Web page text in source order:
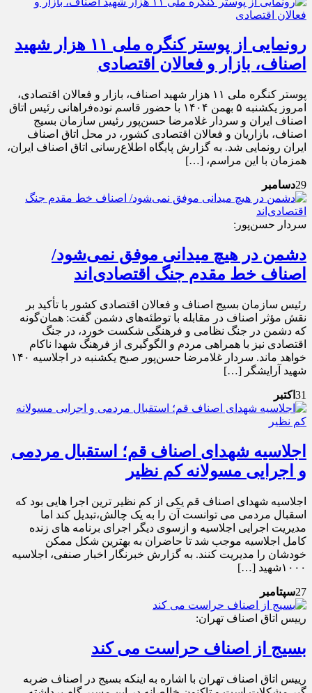
رونمایی از پوستر کنگره ملی ۱۱ هزار شهید
اصناف، بازار و فعالان اقتصادی
پوستر کنگره ملی ۱۱ هزار شهید اصناف، بازار و فعالان اقتصادی،
امروز یکشنبه ۵ بهمن ۱۴۰۴ با حضور قاسم نوده‌فراهانی رئیس اتاق
اصناف ایران و سردار غلامرضا حسن‌پور رئیس سازمان بسیج
اصناف، بازاریان و فعالان اقتصادی کشور، در محل اتاق اصناف
ایران رونمایی شد. به گزارش پایگاه اطلاع‌رسانی اتاق اصناف ایران،
همزمان با این مراسم، […]
29دسامبر
سردار حسن‌پور:
دشمن در هیچ میدانی موفق نمی‌شود/
اصناف خط مقدم جنگ اقتصادی‌اند
رئیس سازمان بسیج اصناف و فعالان اقتصادی کشور با تأکید بر
نقش مؤثر اصناف در مقابله با توطئه‌های دشمن گفت: همان‌گونه
که دشمن در جنگ نظامی و فرهنگی شکست خورد، در جنگ
اقتصادی نیز با همراهی مردم و الگوگیری از فرهنگ شهدا ناکام
خواهد ماند. سردار غلامرضا حسن‌پور صبح یکشنبه در اجلاسیه ۱۴۰
شهید آرایشگر […]
31اکتبر
اجلاسیه شهدای اصناف قم؛ استقبال مردمی
و اجرایی مسولانه کم نظیر
اجلاسیه شهدای اصناف قم یکی از کم نظیر ترین اجرا هایی بود که
اسقبال مردمی می توانست آن را به یک چالش،تبدیل کند اما
مدیریت اجرایی اجلاسیه و ازسوی دیگر اجرای برنامه های زنده
کامل اجلاسیه موجب شد تا حاضران به بهترین شکل ممکن
خودشان را مدیریت کنند. به گزارش خبرنگار اخبار صنفی، اجلاسیه
۱۰۰۰شهید […]
27سپتامبر
رییس اتاق اصناف تهران:
بسیج از اصناف حراست می کند
رییس اتاق اصناف تهران با اشاره به اینکه بسیج در اصناف ضربه